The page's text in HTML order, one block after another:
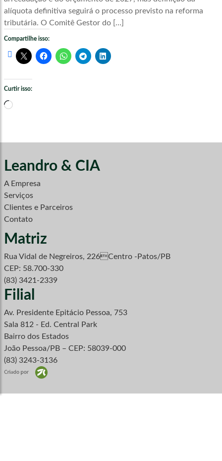
alíquota definitiva seguirá o processo previsto na reforma
tributária. O Comitê Gestor do […]
Compartilhe isso:
Curtir isso:
Carregando...
Leandro & CIA
A Empresa
Serviços
Clientes e Parceiros
Contato
Matriz
Rua Vidal de Negreiros, 226Centro -Patos/PB
CEP: 58.700-330
(83) 3421-2339
Filial
Av. Presidente Epitácio Pessoa, 753
Sala 812 - Ed. Central Park
Bairro dos Estados
João Pessoa/PB – CEP: 58039-000
(83) 3243-3136